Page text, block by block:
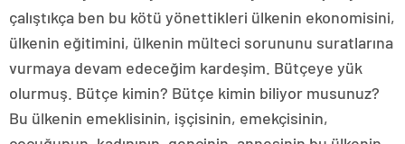
çalıştıkça ben bu kötü yönettikleri ülkenin ekonomisini,
ülkenin eğitimini, ülkenin mülteci sorununu suratlarına
vurmaya devam edeceğim kardeşim. Bütçeye yük
olurmuş. Bütçe kimin? Bütçe kimin biliyor musunuz?
Bu ülkenin emeklisinin, işçisinin, emekçisinin,